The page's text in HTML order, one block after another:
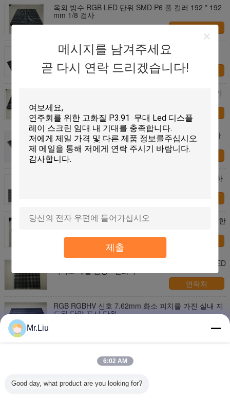
메시지를 남겨주세요
곧 다시 연락 드리겠습니다!
제출
옥외 방수 RGB LED 단위 SMD P6 풀 컬러 192 * 192
mm 1/8 검사
높은 정의는 전시 단위 P5 실내 SMD 3 In1 64*32 점
풀 컬러를 지도했습니다
연락처
P8 옥외 RGB LED 단위 32*16 화소 풀 컬러 두루말기
연락처
P3.91 실내 지도된 전시 단위 RGB 풀 컬러 1/16 검사
일정한 현재
외부 풀 컬러 지도된 단위 Smd P10 옥외 RGB에 의하
P6는 영상에 의하여 지도된 벽 옥외 27777dots를 위한
IP65 피치 6mm RGB LED 모듈 , 야외 SMD 3535 LED
비디오 패널 환경 - 친화적
연락처
RGB RGBHV 신호 7.62mm 화소 피치를 가진 실내 지
도된 단말 표시 단위
단위/P6 LED SMD 단위
Mr.Liu
6:02 AM
Good day, what product are you looking for?